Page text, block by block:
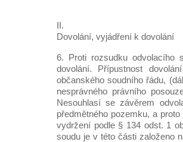
II.
Dovolání, vyjádření k dovolání
6. Proti rozsudku odvolacího
dovolání. Přípustnost
občanského soudního řádu,
nesprávného právního
Nesouhlasí se závěrem
předmětného pozemku, a
vydržení podle § 134 odst. 1
soudu je v této části založeno